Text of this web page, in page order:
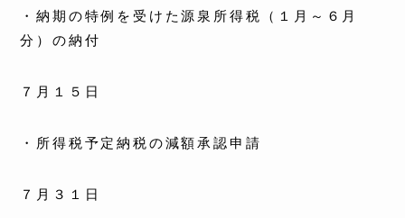
・納期の特例を受けた源泉所得税（１月～６月
分）の納付
７月１５日
・所得税予定納税の減額承認申請
７月３１日